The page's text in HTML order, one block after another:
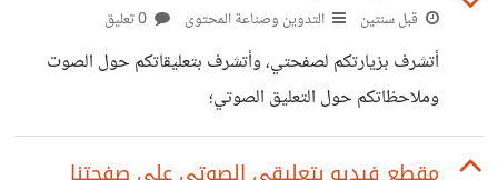
قبل سنتين التدوين وصناعة المحتوى
أتشرف بزيارتكم لصفحتي، وأتشرف بتعليقاتكم حول الصوت
وملاحظاتكم حول التعليق الصوتي؛
https://www.facebook.com/share/v/ZvppADt5o
M1is5G5/?mibextid=qi2Omg